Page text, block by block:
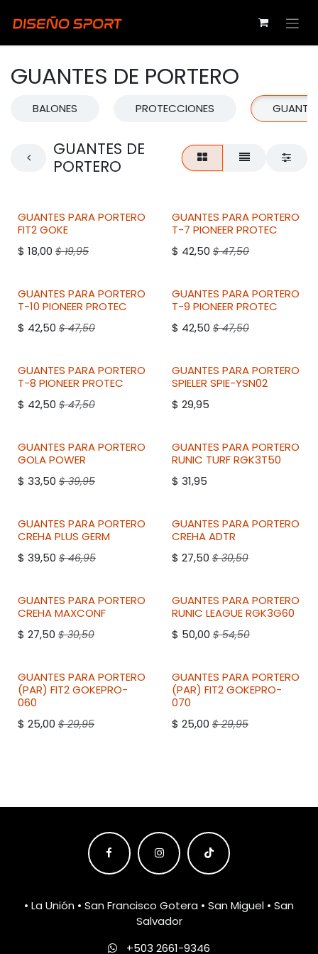
GUANTES DE PORTERO
BALONES PROTECCIONES
GUANTES DE
PORTERO
GUANTES PARA PORTERO
FIT2GOKE
$ 18,00 $19,95
GUANTES PARA PORTERO
T-7 PIONEER PROTEC
$ 42,50 $47,50
GUANTES PARA PORTERO
T-10 PIONEER PROTEC
$ 42,50 $47,50
GUANTES PARA PORTERO
T-9 PIONEER PROTEC
$ 42,50 $47,50
GUANTES PARA PORTERO
T-8 PIONEER PROTEC
$ 42,50 $47,50
GUANTES PARA PORTERO
SPIELER SPIE-YSN02
$ 29,95
GUANTES PARA PORTERO
GOLAPOWER
$ 33,50 $39,95
GUANTES PARA PORTERO
RUNIC TURF RGK3T50
$ 31,95
GUANTES PARA PORTERO
CREHAPLUS GERM
$ 39,50 $46,95
GUANTES PARA PORTERO
CREHAADTR
$ 27,50 $30,50
GUANTES PARA PORTERO
CREHAMAXCONF
$ 27,50 $30,50
GUANTES PARA PORTERO
RUNIC LEAGUE RGK3G60
$ 50,00 $54,50
GUANTES PARA PORTERO
(PAR) FIT2GOKEPRO-
060
$ 25,00 $29,95
GUANTES PARA PORTERO
(PAR) FIT2GOKEPRO-
070
$ 25,00 $29,95
• La Unión • San Francisco Gotera • San Miguel • San
Salvador
+503 2661-9346